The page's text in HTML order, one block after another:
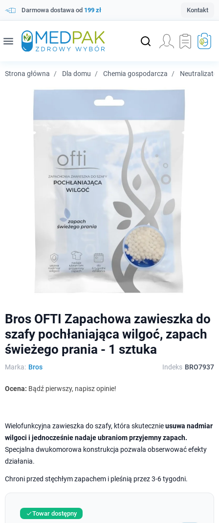
Darmowa dostawa od 199 zł Kontakt
menu
Strona główna Dla domu Chemia gospodarcza
Bros OFTI Zapachowa zawieszka do
szafy pochłaniająca wilgoć, zapach
świeżego prania - 1 sztuka
Marka: Bros Indeks BRO7937
Ocena: Bądź pierwszy, napisz opinie!
Wielofunkcyjna zawieszka do szafy, która skutecznieusuwa nadmiar
wilgoci i jednocześnie nadaje ubraniom przyjemny zapach.
Specjalna dwukomorowa konstrukcja pozwala obserwować efekty
działania.
Chroni przed stęchłym zapachem i pleśnią przez 3-6 tygodni.
Towar dostępny